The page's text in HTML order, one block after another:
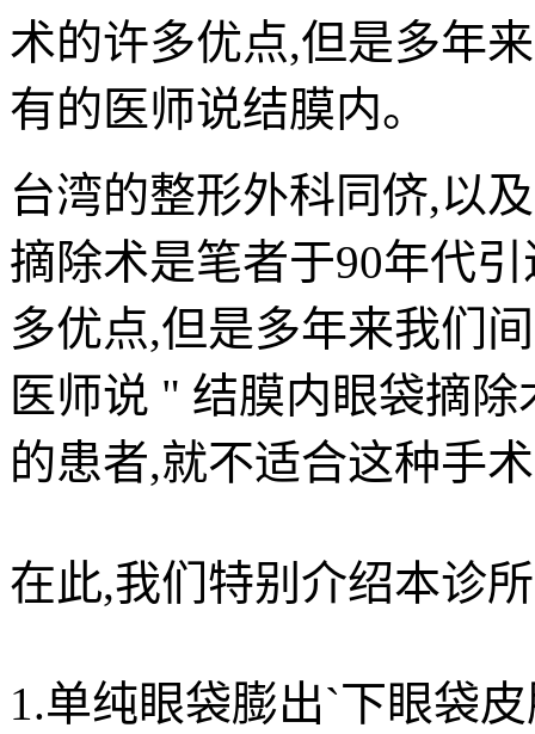
术的许多优点,但是多年
有的医师说结膜内。
台湾的整形外科同侪,以
摘除术是笔者于90年代
多优点,但是多年来我们
医师说 " 结膜内眼袋摘
的患者,就不适合这种手
在此,我们特别介绍本诊
1.单纯眼袋膨出ˋ下眼袋